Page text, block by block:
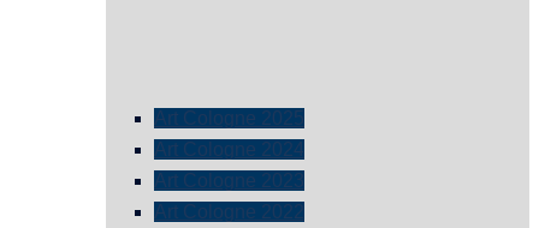
Art Cologne 2025
Art Cologne 2024
Art Cologne 2023
Art Cologne 2022